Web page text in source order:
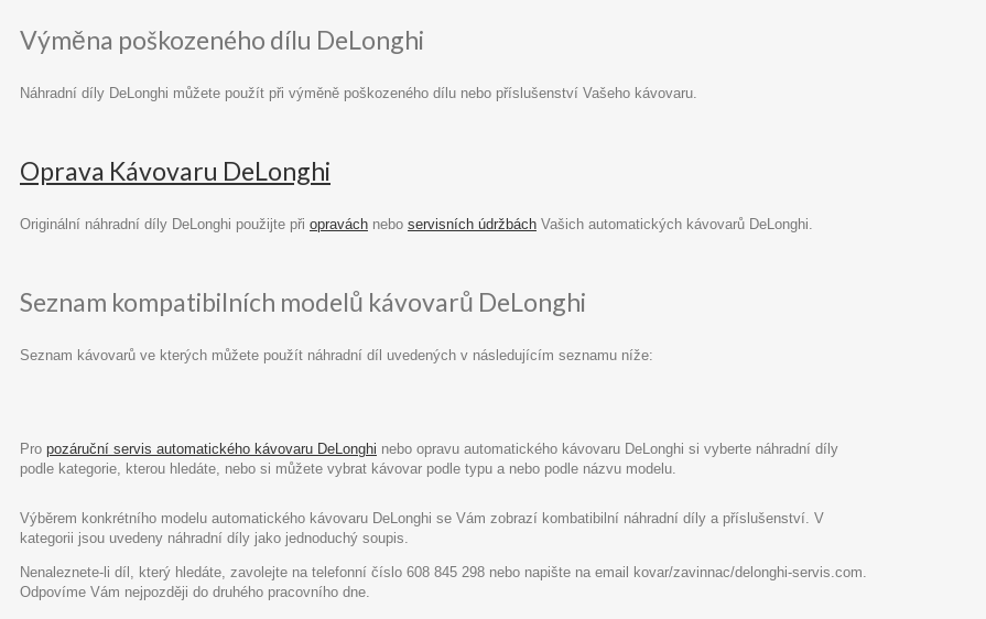
Výměna poškozeného dílu DeLonghi
Náhradní díly DeLonghi můžete použít při výměně poškozeného dílu nebo příslušenství Vašeho kávovaru.
Oprava Kávovaru DeLonghi
Originální náhradní díly DeLonghi použijte při opravách nebo servisních údržbách Vašich automatických kávovarů DeLonghi.
Seznam kompatibilních modelů kávovarů DeLonghi
Seznam kávovarů ve kterých můžete použít náhradní díl uvedených v následujícím seznamu níže:
Pro pozáruční servis automatického kávovaru DeLonghi nebo opravu automatického kávovaru DeLonghi si vyberte náhradní díly
podle kategorie, kterou hledáte, nebo si můžete vybrat kávovar podle typu a nebo podle názvu modelu.
Výběrem konkrétního modelu automatického kávovaru DeLonghi se Vám zobrazí kombatibilní náhradní díly a příslušenství. V
kategorii jsou uvedeny náhradní díly jako jednoduchý soupis.
Nenaleznete-li díl, který hledáte, zavolejte na telefonní číslo 608 845 298 nebo napište na email kovar/zavinnac/delonghi-servis.com.
Odpovíme Vám nejpozději do druhého pracovního dne.